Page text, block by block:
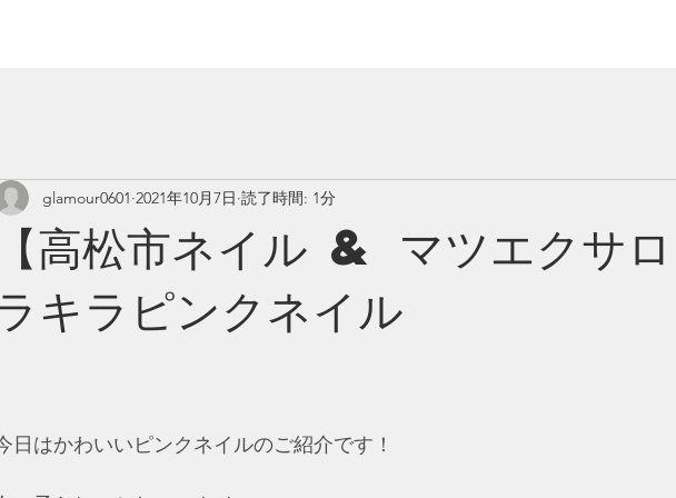
【高松市ネイル & マツエクサ
キラピンクネイル
glamour0601 2021年10月7日 読了時間: 1分
日はかわいいピンクネイルのご紹介です！